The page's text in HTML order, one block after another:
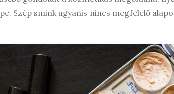
Szép smink ugyanis nincs megfelelő